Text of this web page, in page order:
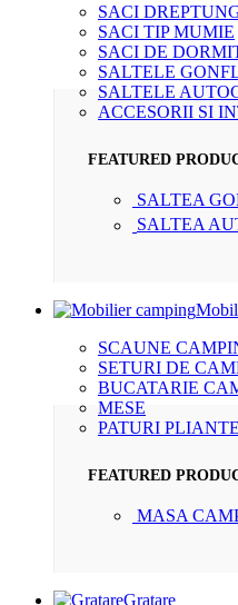
SACI
SACI TIP MUMIE
SACI DE
SALTELE
SALTELE
ACCESORII SI
FEATURED
SALTEA
SALTEA
SCAUNE
SETURI DE
BUCATARIE
MESE
PATURI PLIANTE
FEATURED
MASA
Gratare